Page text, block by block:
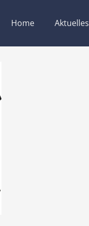
Home Aktuelles